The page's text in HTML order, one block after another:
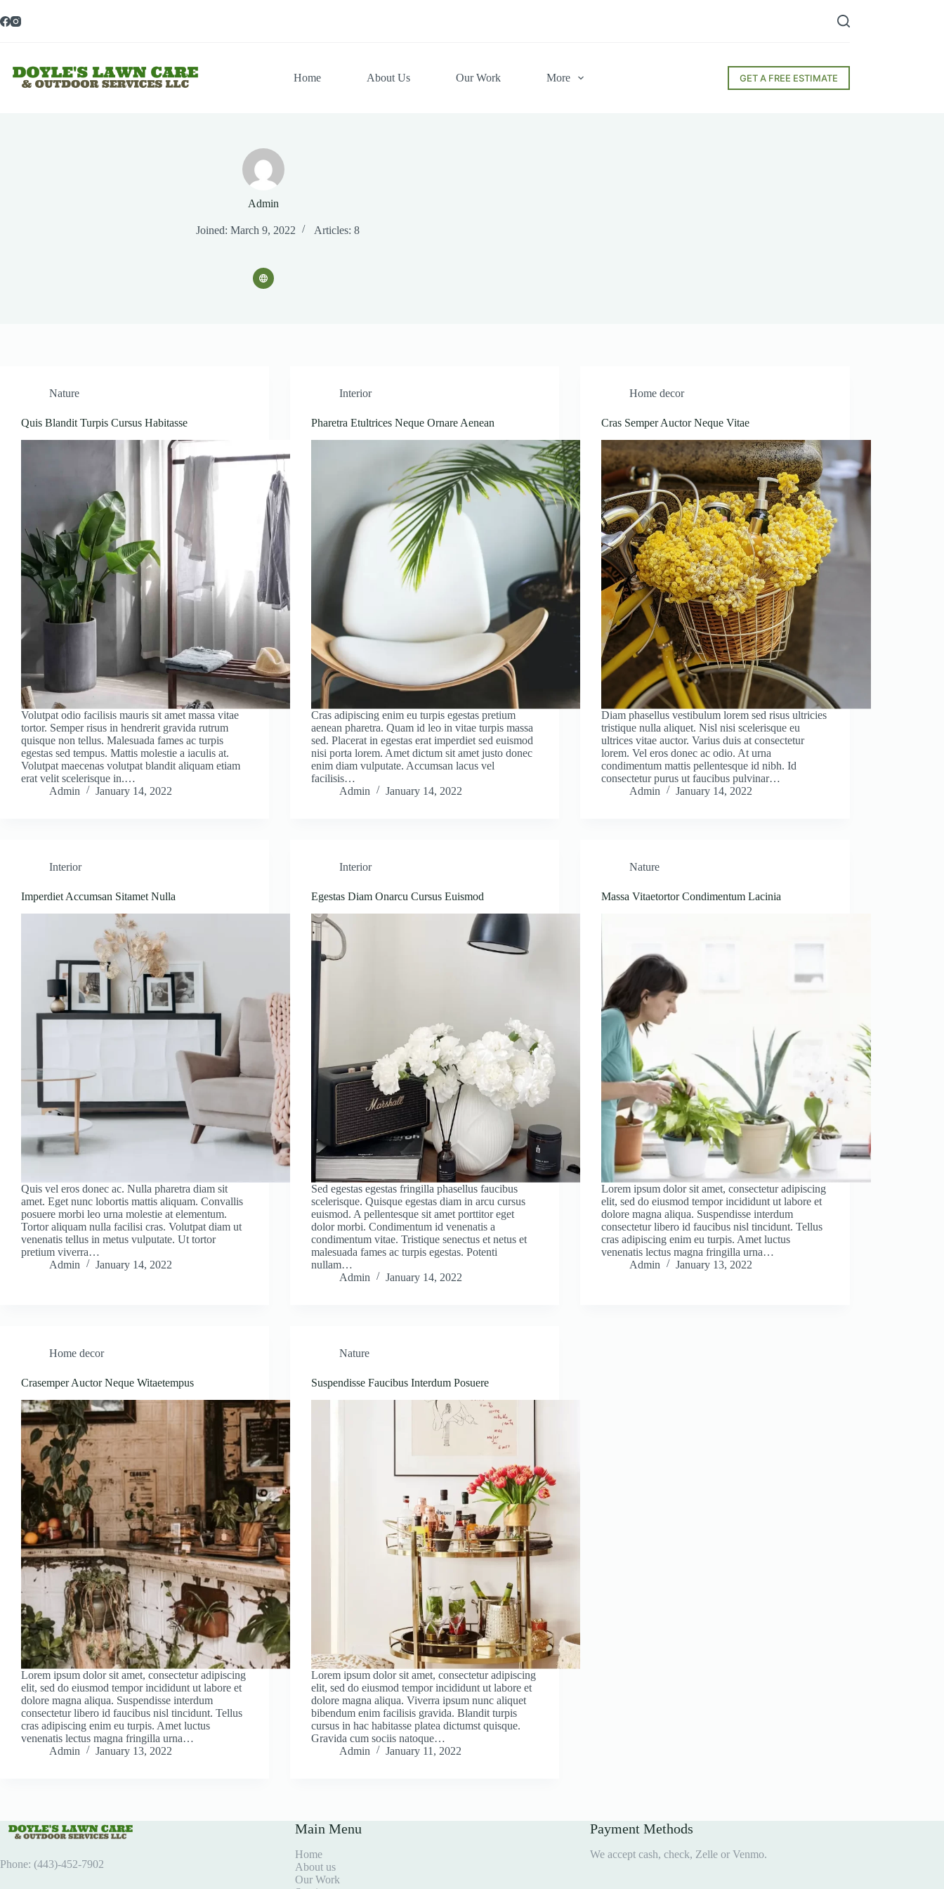
to
content
Home About Us Our Work More GET A FREE ESTIMATE
Admin
Joined: March 9, 2022 Articles: 8
Nature
Quis Blandit Turpis Cursus Habitasse
Volutpat odio facilisis mauris sit amet massa vitae
tortor. Semper risus in hendrerit gravida rutrum
quisque non tellus. Malesuada fames ac turpis
egestas sed tempus. Mattis molestie a iaculis at.
Volutpat maecenas volutpat blandit aliquam etiam
erat velit scelerisque in.…
Admin
January 14, 2022
Interior
Pharetra Etultrices Neque Ornare Aenean
Cras adipiscing enim eu turpis egestas pretium
aenean pharetra. Quam id leo in vitae turpis massa
sed. Placerat in egestas erat imperdiet sed euismod
nisi porta lorem. Amet dictum sit amet justo donec
enim diam vulputate. Accumsan lacus vel
facilisis…
Admin
January 14, 2022
Home decor
Cras Semper Auctor Neque Vitae
Diam phasellus vestibulum lorem sed risus ultricies
tristique nulla aliquet. Nisl nisi scelerisque eu
ultrices vitae auctor. Varius duis at consectetur
lorem. Vel eros donec ac odio. At urna
condimentum mattis pellentesque id nibh. Id
consectetur purus ut faucibus pulvinar…
Admin
January 14, 2022
Interior
Imperdiet Accumsan Sitamet Nulla
Quis vel eros donec ac. Nulla pharetra diam sit
amet. Eget nunc lobortis mattis aliquam. Convallis
posuere morbi leo urna molestie at elementum.
Tortor aliquam nulla facilisi cras. Volutpat diam ut
venenatis tellus in metus vulputate. Ut tortor
pretium viverra…
Admin
January 14, 2022
Interior
Egestas Diam Onarcu Cursus Euismod
Sed egestas egestas fringilla phasellus faucibus
scelerisque. Quisque egestas diam in arcu cursus
euismod. A pellentesque sit amet porttitor eget
dolor morbi. Condimentum id venenatis a
condimentum vitae. Tristique senectus et netus et
malesuada fames ac turpis egestas. Potenti
nullam…
Admin
January 14, 2022
Nature
Massa Vitaetortor Condimentum Lacinia
Lorem ipsum dolor sit amet, consectetur adipiscing
elit, sed do eiusmod tempor incididunt ut labore et
dolore magna aliqua. Suspendisse interdum
consectetur libero id faucibus nisl tincidunt. Tellus
cras adipiscing enim eu turpis. Amet luctus
venenatis lectus magna fringilla urna…
Admin
January 13, 2022
Home decor
Crasemper Auctor Neque Witaetempus
Lorem ipsum dolor sit amet, consectetur adipiscing
elit, sed do eiusmod tempor incididunt ut labore et
dolore magna aliqua. Suspendisse interdum
consectetur libero id faucibus nisl tincidunt. Tellus
cras adipiscing enim eu turpis. Amet luctus
venenatis lectus magna fringilla urna…
Admin
January 13, 2022
Nature
Suspendisse Faucibus Interdum Posuere
Lorem ipsum dolor sit amet, consectetur adipiscing
elit, sed do eiusmod tempor incididunt ut labore et
dolore magna aliqua. Viverra ipsum nunc aliquet
bibendum enim facilisis gravida. Blandit turpis
cursus in hac habitasse platea dictumst quisque.
Gravida cum sociis natoque…
Admin
January 11, 2022
Phone: (443)-452-7902
Main Menu
Home
About us
Our Work
Payment Methods
We accept cash, check, Zelle or Venmo.